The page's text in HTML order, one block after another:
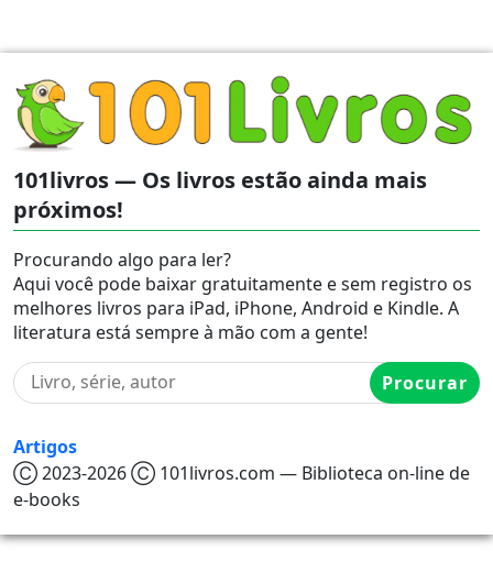
101livros — Os livros estão ainda mais
próximos!
Procurando algo para ler?
Aqui você pode baixar gratuitamente e sem registro os
melhores livros para iPad, iPhone, Android e Kindle. A
literatura está sempre à mão com a gente!
Procurar
Artigos
Ⓒ 2023-2026 Ⓒ 101livros.com — Biblioteca on-line de
e-books